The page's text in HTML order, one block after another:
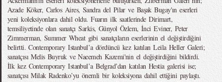
Azade Köker, Carlos Aires, Sandra del Pilar ve Başak Bugay'ın eserleri
yeni koleksiyonlara dahil oldu. Fuarın ilk saatlerinde Dirimart,
temsiliyetinde olan sanatçı Sarkis, Günyol Özlem, İnci Eviner, Peter
Zimmerman, Summer Wheat gibi sanatçıların eserlerinin el değiştirdiğini
belirtti. Contemporary Istanbul’a dördüncü kez katılan Leila Heller Galeri;
sanatçısı Melis Buyruk ve Naeemeh Kazemi'nin el değiştirdiğini bildirdi.
İlk kez Contemporary Istanbul’a Belgrad’dan katılan Hestia galerisi ise;
sanatçısı Milak Radenko’yu önemli bir koleksiyona dahil ettiğini paylaştı.